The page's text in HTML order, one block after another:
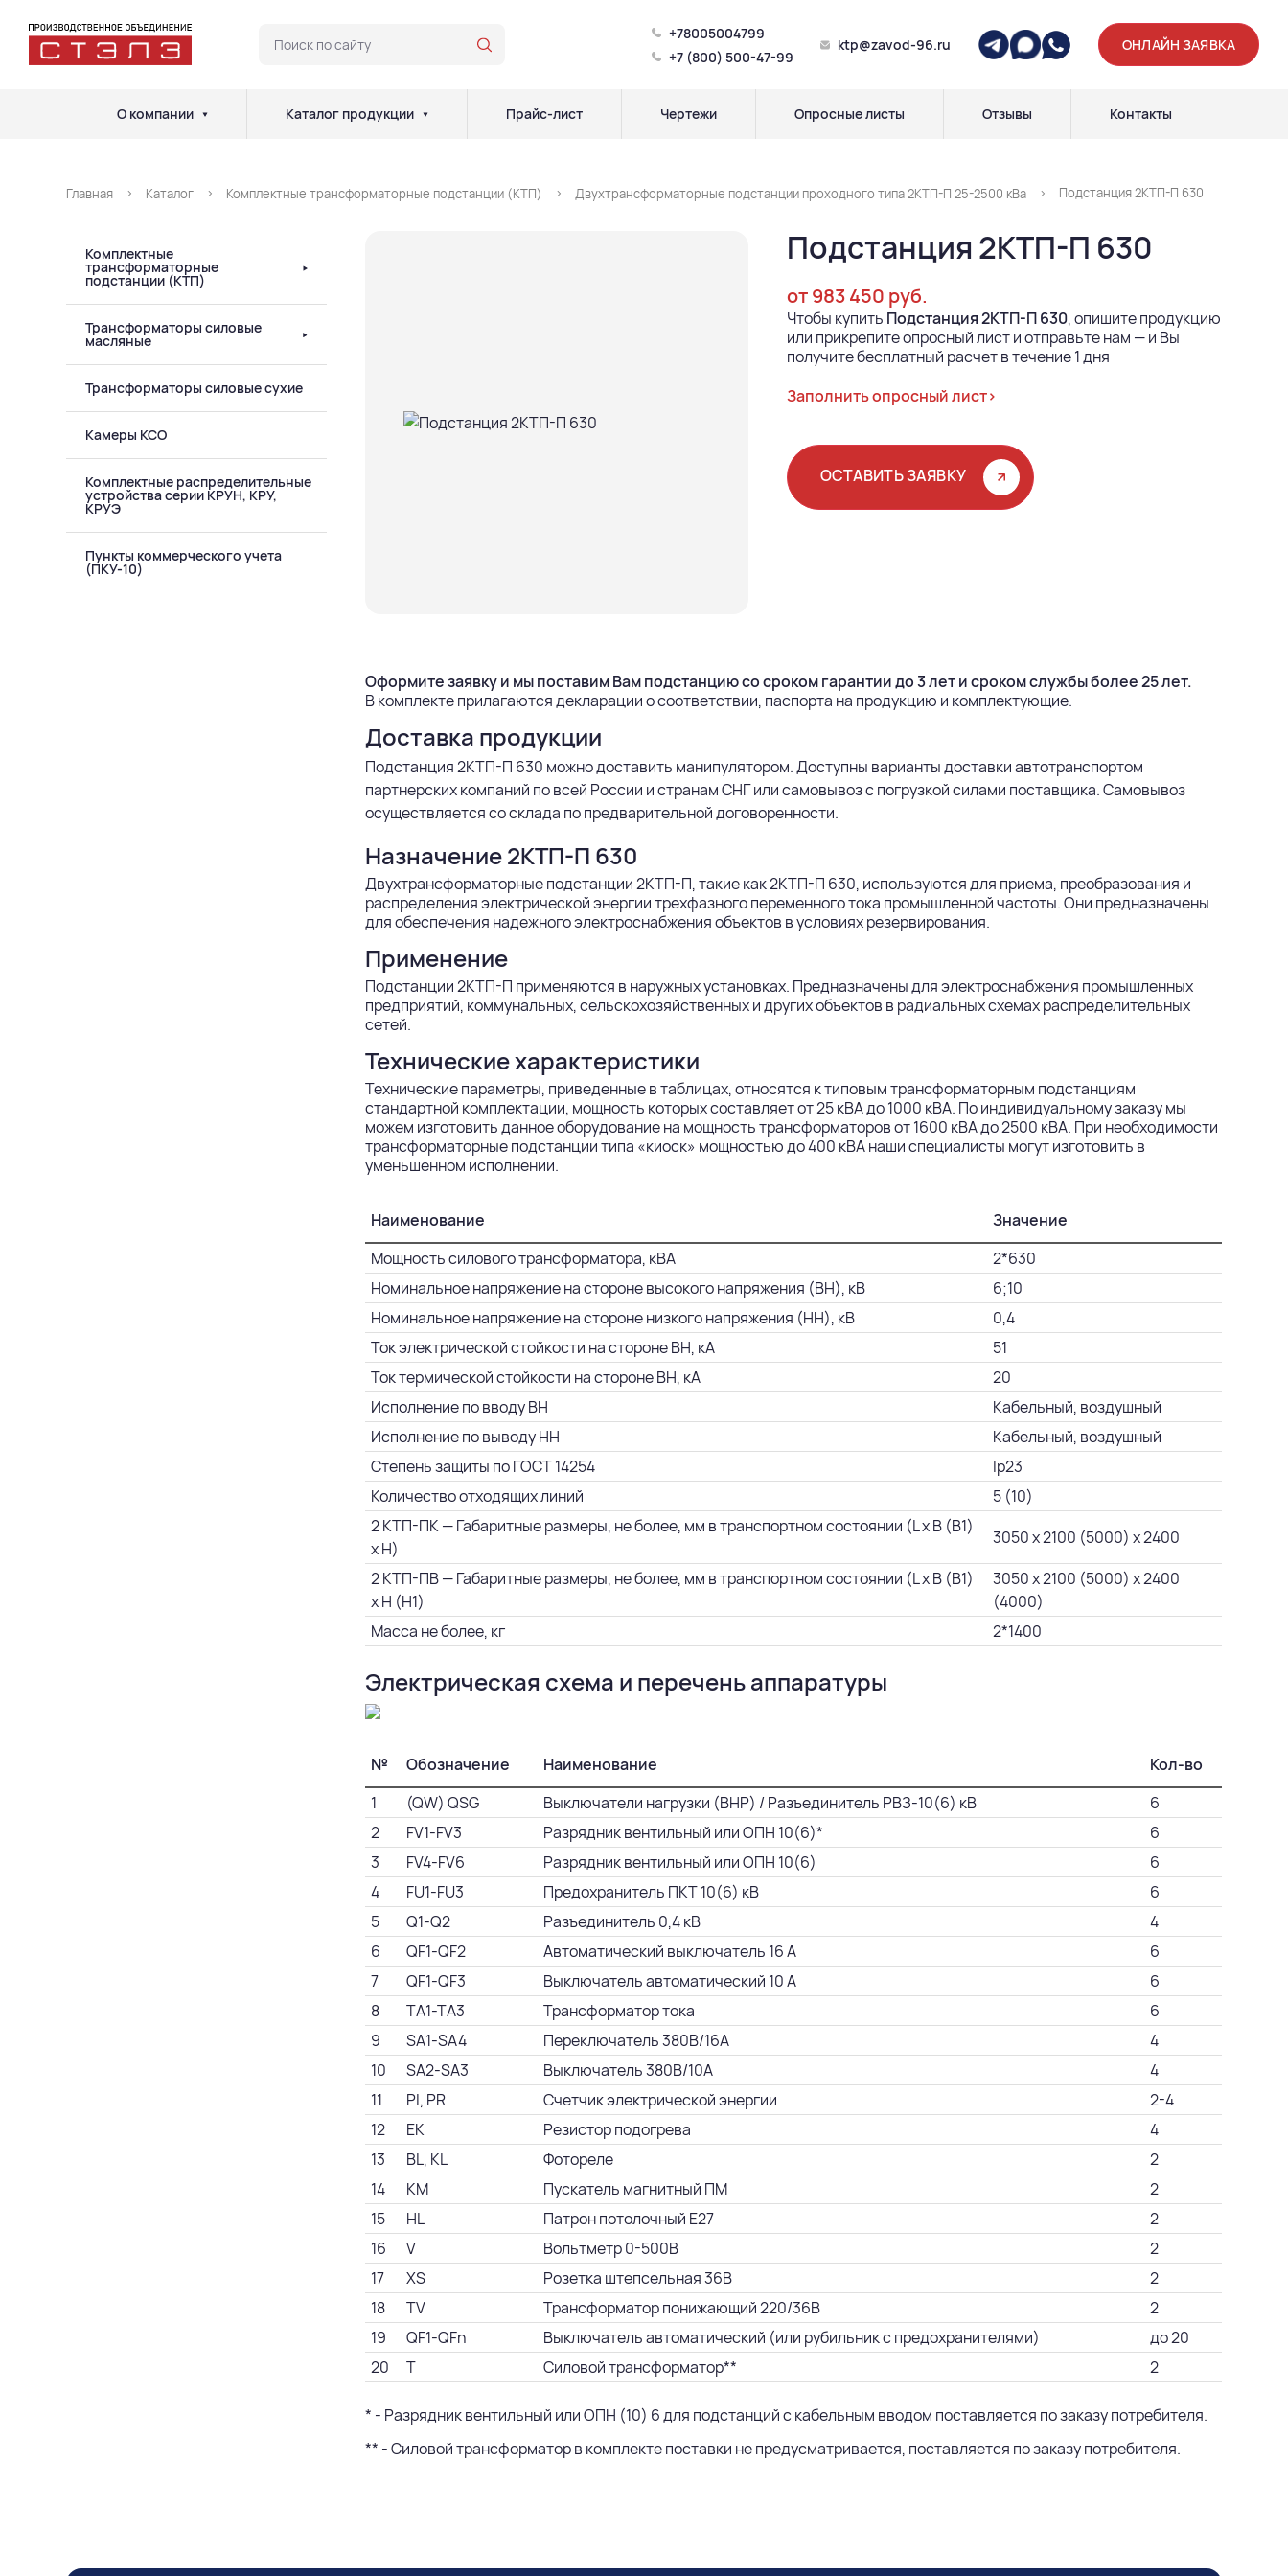
+78005004799
+7 (800) 500-47-99
ktp@zavod-96.ru ОНЛАЙН ЗАЯВКА
О компании Каталог продукции Прайс-лист Чертежи Опросные листы Отзывы Контакты
Главная Каталог Комплектные трансформаторные подстанции (КТП) Двухтрансформаторные подстанции проходного типа 2КТП-П 25-2500 кВа Подстанция 2КТП-П 630
Комплектные
трансформаторные
подстанции (КТП)
Трансформаторы силовые
масляные
Трансформаторы силовые сухие
Камеры КСО
Комплектные распределительные
устройства серии КРУН, КРУ,
КРУЭ
Пункты коммерческого учета
(ПКУ-10)
Подстанция 2КТП-П 630
от 983 450 руб.
Чтобы купить Подстанция 2КТП-П 630, опишите продукцию
или прикрепите опросный лист и отправьте нам — и Вы
получите бесплатный расчет в течение 1 дня
Заполнить опросный лист>
ОСТАВИТЬ ЗАЯВКУ
Оформите заявку и мы поставим Вам подстанцию со сроком гарантии до 3 лет и сроком службы более 25 лет.
В комплекте прилагаются декларации о соответствии, паспорта на продукцию и комплектующие.
Доставка продукции
Подстанция 2КТП-П 630 можно доставить манипулятором. Доступны варианты доставки автотранспортом
партнерских компаний по всей России и странам СНГ или самовывоз с погрузкой силами поставщика. Самовывоз
осуществляется со склада по предварительной договоренности.
Назначение 2КТП-П 630
Двухтрансформаторные подстанции 2КТП-П, такие как 2КТП-П 630, используются для приема, преобразования и
распределения электрической энергии трехфазного переменного тока промышленной частоты. Они предназначены
для обеспечения надежного электроснабжения объектов в условиях резервирования.
Применение
Подстанции 2КТП-П применяются в наружных установках. Предназначены для электроснабжения промышленных
предприятий, коммунальных, сельскохозяйственных и других объектов в радиальных схемах распределительных
сетей.
Технические характеристики
Технические параметры, приведенные в таблицах, относятся к типовым трансформаторным подстанциям
стандартной комплектации, мощность которых составляет от 25 кВА до 1000 кВА. По индивидуальному заказу мы
можем изготовить данное оборудование на мощность трансформаторов от 1600 кВА до 2500 кВА. При необходимости
трансформаторные подстанции типа «киоск» мощностью до 400 кВА наши специалисты могут изготовить в
уменьшенном исполнении.
Наименование
Значение
Мощность силового трансформатора, кВА
2*630
Номинальное напряжение на стороне высокого напряжения (ВН), кВ
6;10
Номинальное напряжение на стороне низкого напряжения (НН), кВ
0,4
Ток электрической стойкости на стороне ВН, кА
51
Ток термической стойкости на стороне ВН, кА
20
Исполнение по вводу ВН
Кабельный, воздушный
Исполнение по выводу НН
Кабельный, воздушный
Степень защиты по ГОСТ 14254
Ip23
Количество отходящих линий
5 (10)
2 КТП-ПК — Габаритные размеры, не более, мм в транспортном состоянии (L х B (В1)
х H)
3050 х 2100 (5000) х 2400
2 КТП-ПВ — Габаритные размеры, не более, мм в транспортном состоянии (L х B (В1)
х H (Н1)
3050 х 2100 (5000) х 2400
(4000)
Масса не более, кг
2*1400
Электрическая схема и перечень аппаратуры
№ Обозначение Наименование
Кол-во
1
(QW) QSG Выключатели нагрузки (ВНР) / Разъединитель РВЗ-10(6) кВ
6
2
FV1-FV3 Разрядник вентильный или ОПН 10(6)*
6
3
FV4-FV6 Разрядник вентильный или ОПН 10(6)
6
4
FU1-FU3 Предохранитель ПКТ 10(6) кВ
6
5
Q1-Q2 Разъединитель 0,4 кВ
4
6
QF1-QF2 Автоматический выключатель 16 А
6
7
QF1-QF3 Выключатель автоматический 10 А
6
8
TA1-TA3 Трансформатор тока
6
9
SA1-SA4 Переключатель 380В/16А
4
10
SA2-SA3 Выключатель 380В/10А
4
11
PI, PR Счетчик электрической энергии
2-4
12
EK Резистор подогрева
4
13
BL, KL Фотореле
2
14
KM Пускатель магнитный ПМ
2
15
HL Патрон потолочный Е27
2
16
V Вольтметр 0-500В
2
17
XS Розетка штепсельная 36В
2
18
TV Трансформатор понижающий 220/36В
2
19
QF1-QFn Выключатель автоматический (или рубильник с предохранителями)
до 20
20
T Силовой трансформатор** 2
* - Разрядник вентильный или ОПН (10) 6 для подстанций с кабельным вводом поставляется по заказу потребителя.
** - Силовой трансформатор в комплекте поставки не предусматривается, поставляется по заказу потребителя.